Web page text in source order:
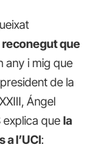
reconegut que
any i mig que
de la
Ángel
explica que la
a l’UCI: